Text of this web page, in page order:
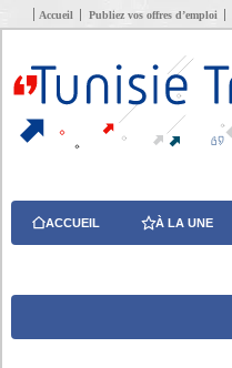
Accueil Publiez vos offres d’emploi
ACCUEIL À LA UNE